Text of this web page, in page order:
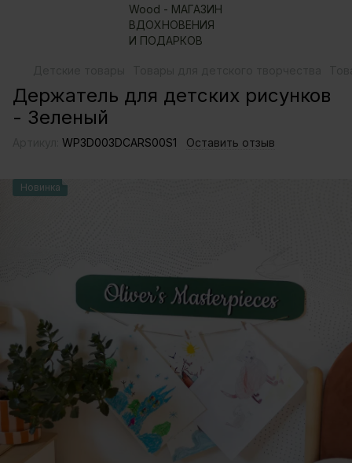
Держатель для детских рисунков
- Зеленый
WP3D003DCARS00S1 Оставить отзыв
Новинка